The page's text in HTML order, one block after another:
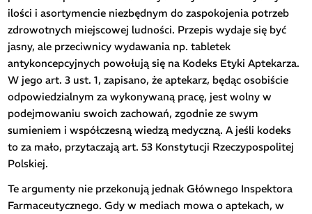
ilości i asortymencie niezbędnym do zaspokojenia potrzeb
zdrowotnych miejscowej ludności. Przepis wydaje się być
jasny, ale przeciwnicy wydawania np. tabletek
antykoncepcyjnych powołują się na Kodeks Etyki Aptekarza.
W jego art. 3 ust. 1, zapisano, że aptekarz, będąc osobiście
odpowiedzialnym za wykonywaną pracę, jest wolny w
podejmowaniu swoich zachowań, zgodnie ze swym
sumieniem i współczesną wiedzą medyczną. A jeśli kodeks
to za mało, przytaczają art. 53 Konstytucji Rzeczypospolitej
Polskiej.
Te argumenty nie przekonują jednak Głównego Inspektora
Farmaceutycznego. Gdy w mediach mowa o aptekach, w